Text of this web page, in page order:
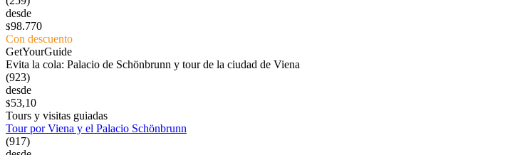
desde
$98.770
Con descuento
GetYourGuide
Evita la cola: Palacio de Schönbrunn y tour de la ciudad de Viena
(923)
desde
$53,10
Tours y visitas guiadas
Tour por Viena y el Palacio Schönbrunn
(917)